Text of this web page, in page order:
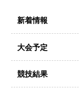
新着情報
大会予定
競技結果